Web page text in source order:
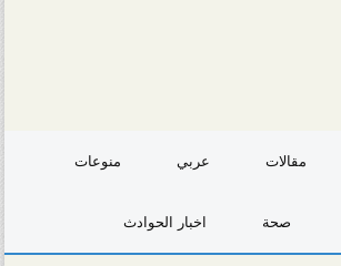
مقالات عربي منوعات
صحة اخبار الحوادث